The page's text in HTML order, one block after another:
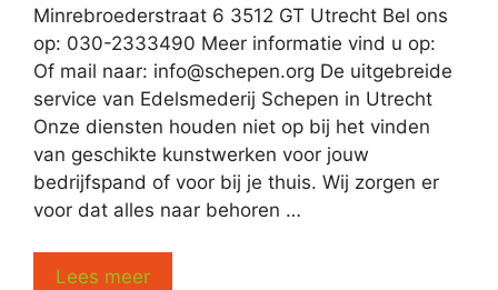
Minrebroederstraat 6 3512 GT Utrecht Bel ons
op: 030-2333490 Meer informatie vind u op:
Of mail naar: info@schepen.org De uitgebreide
service van Edelsmederij Schepen in Utrecht
Onze diensten houden niet op bij het vinden
van geschikte kunstwerken voor jouw
bedrijfspand of voor bij je thuis. Wij zorgen er
voor dat alles naar behoren …
Lees meer